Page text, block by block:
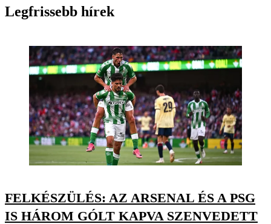
Legfrissebb hírek
FELKÉSZÜLÉS: AZ ARSENAL ÉS A PSG
IS HÁROM GÓLT KAPVA SZENVEDETT